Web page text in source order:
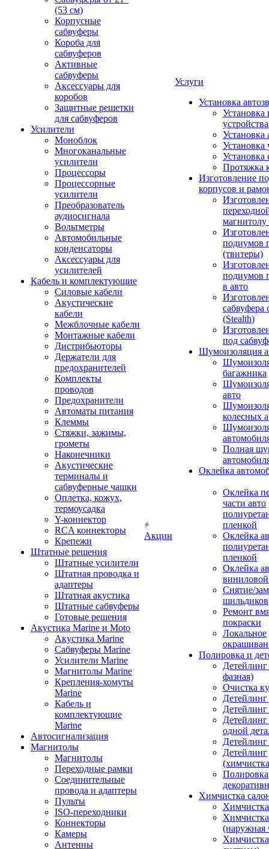
(53 см)
Корпусные
сабвуферы
Короба для
сабвуферов
Активные
сабвуферы
Аксессуары для
коробов
Защитные решетки
для сабвуферов
Усилители
Моноблок
Многоканальные
усилители
Процессоры
Процессорные
усилители
Преобразователь
аудиосигнала
Вольтметры
Автомобильные
конденсаторы
Аксессуары для
усилителей
Кабель и комплектующие
Силовые кабели
Акустические
кабели
Межблочные кабели
Монтажные кабели
Дистрибьюторы
Держатели для
предохранителей
Комплекты
проводов
Предохранители
Автоматы питания
Клеммы
Стяжки, зажимы,
грометы
Наконечники
Акустические
терминалы и
сабвуферные чашки
Оплетка, кожух,
термоусадка
Y-коннектор
RCA коннекторы
Крепежи
Штатные решения
Штатные усилители
Штатная проводка и
адаптеры
Штатная акустика
Штатные сабвуферы
Готовые решения
Акустика Marine и Moto
Акустика Marine
Сабвуферы Marine
Усилители Marine
Магнитолы Marine
Крепления-хомуты
Marine
Кабель и
комплектующие
Marine
Автосигнализация
Магнитолы
Магнитолы
Переходные рамки
Соединительные
провода и адаптеры
Пульты
ISO-переходники
Коннекторы
Камеры
Антенны
Акции
Услуги
Установка
Установка
устройства
Установка
Установка
Установка
Протяжка
Изготовление
корпусов и
подиумов
(твитеры)
подиумов
в авто
сабвуфера
(Stealth)
под
Шумоизоляция
багажника
авто
колесных
Полная
Оклейка
Оклейка
части авто
пленкой
Оклейка
пленкой
Оклейка
Снятие/
шильдиков
Ремонт
покраски
Локальное
Полировка и
фазная)
Очистка
Детейлинг
одной
Детейлинг
Полировка
Химчистка
(наружная